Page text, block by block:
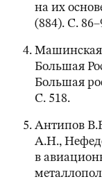
на их
(884). С.
Большая
Большая
С. 518.
Антипов
А.Н.,
в